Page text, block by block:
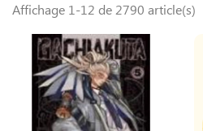
Affichage 1-12 de 2790 article(s)